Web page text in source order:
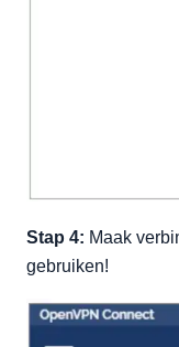
Stap 4: Maak
gebruiken!